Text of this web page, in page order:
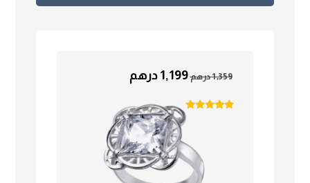
تم التقييم
1,359درهم 1,199 درهم